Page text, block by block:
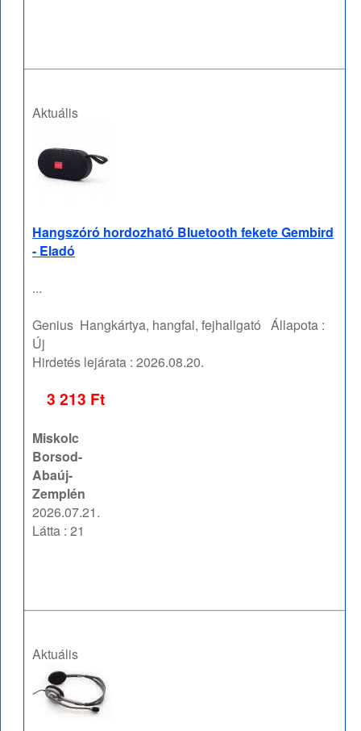
Aktuális
Hangszóró hordozható Bluetooth fekete Gembird
- Eladó
...
Genius Hangkártya, hangfal, fejhallgató Állapota :
Új
Hirdetés lejárata :2026.08.20.
3 213 Ft
Miskolc
Borsod-
Abaúj-
Zemplén
2026.07.21.
Látta : 21
Aktuális